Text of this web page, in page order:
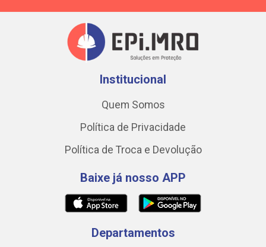
Institucional
Quem Somos
Política de Privacidade
Política de Troca e Devolução
Baixe já nosso APP
Departamentos